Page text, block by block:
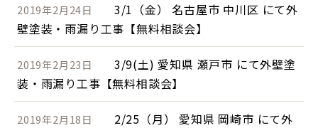
2019年2月24日
3/1（金） 名古屋市 中川区 にて外
壁塗装・雨漏り工事【無料相談会】
2019年2月23日
3/9(土) 愛知県 瀬戸市 にて外壁塗
装・雨漏り工事【無料相談会】
2019年2月18日
2/25（月） 愛知県 岡崎市 にて外